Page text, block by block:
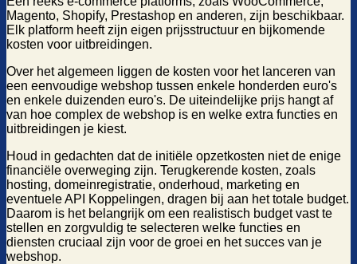
Magento, Shopify, Prestashop en anderen, zijn beschikbaar.
Elk platform heeft zijn eigen prijsstructuur en bijkomende
kosten voor uitbreidingen.
Over het algemeen liggen de kosten voor het lanceren van
een eenvoudige webshop tussen enkele honderden euro's
en enkele duizenden euro's. De uiteindelijke prijs hangt af
van hoe complex de webshop is en welke extra functies en
uitbreidingen je kiest.
Houd in gedachten dat de initiële opzetkosten niet de enige
financiële overweging zijn. Terugkerende kosten, zoals
hosting, domeinregistratie, onderhoud, marketing en
eventuele API Koppelingen, dragen bij aan het totale budget.
Daarom is het belangrijk om een realistisch budget vast te
stellen en zorgvuldig te selecteren welke functies en
diensten cruciaal zijn voor de groei en het succes van je
webshop.